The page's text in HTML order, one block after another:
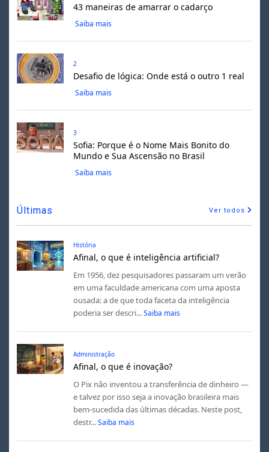
43 maneiras de amarrar o cadarço
Saiba mais
2
Desafio de lógica: Onde está o outro 1 real
Saiba mais
3
Sofia: Porque é o Nome Mais Bonito do
Mundo e Sua Ascensão no Brasil
Saiba mais
Últimas Ver todos
História
Afinal, o que é inteligência artificial?
Em 1956, dez pesquisadores passaram um verão
em uma faculdade americana com uma aposta
ousada: a de que toda faceta da inteligência
poderia ser descri... Saiba mais
Administração
Afinal, o que é inovação?
O Pix não inventou a transferência de dinheiro —
e talvez por isso seja a inovação brasileira mais
bem-sucedida das últimas décadas. Neste post,
destr... Saiba mais